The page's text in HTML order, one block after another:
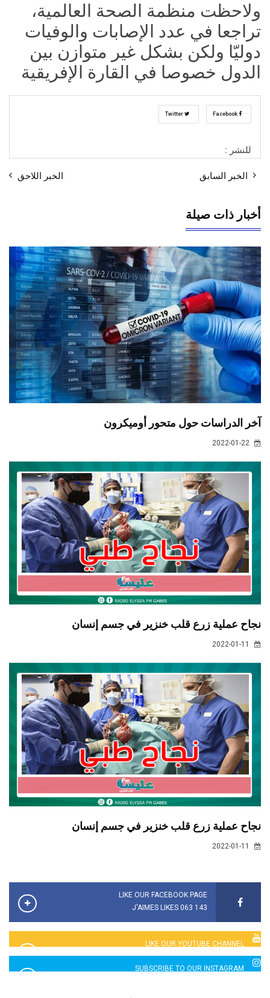
ولاحظت منظمة الصحة العالمية،
تراجعا في عدد الإصابات والوفيات
دوليّا ولكن بشكل غير متوازن بين
الدول خصوصا في القارة الإفريقية
للنشر :
الخبر السابق الخبر اللاحق
أخبار ذات صيلة
آخر الدراسات حول متحور أوميكرون
نجاح عملية زرع قلب خنزير في جسم إنسان
نجاح عملية زرع قلب خنزير في جسم إنسان
LIKE OUR FACEBOOK PAGE
143 063 J'AIMES LIKES
LIKE OUR YOUTUBE CHANNEL
2760 LIKES
SUBSCRIBE TO OUR INSTAGRAM